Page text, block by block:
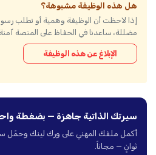
هل هذه الوظيفة مشبوهة؟
إذا لاحظت أن الوظيفة وهمية أو تطلب
مضللة، ساعدنا في الحفاظ على المنصة
الإبلاغ عن هذه الوظيفة
سيرتك الذاتية جاهزة — بضغطة
أكمل ملفك المهني على ورك لينك وحمّل
ثوانٍ — مجاناً.